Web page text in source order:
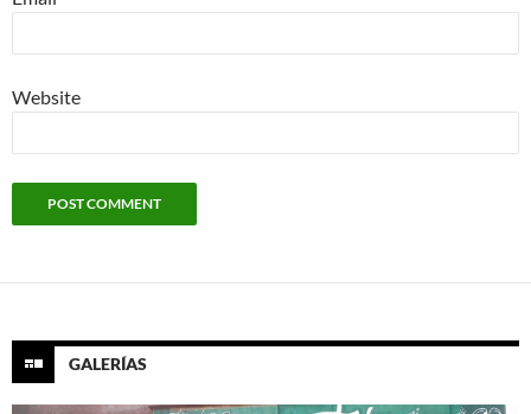
Website
GALERÍAS